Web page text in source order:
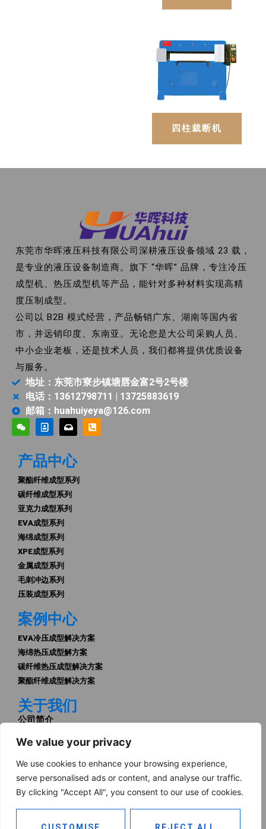
We value your privacy
We use cookies to enhance your browsing experience,
serve personalised ads or content, and analyse our traffic.
By clicking "Accept All", you consent to our use of cookies.
四柱裁断机
东莞市华晖液压科技有限公司深耕液压设备领域 23 载，
是专业的液压设备制造商。旗下 “华晖” 品牌，专注冷压
成型机、热压成型机等产品，能针对多种材料实现高精
度压制成型。
公司以 B2B 模式经营，产品畅销广东、湖南等国内省
市，并远销印度、东南亚。无论您是大公司采购人员、
中小企业老板，还是技术人员，我们都将提供优质设备
与服务。
地址：东莞市寮步镇塘唇金富2号2号楼
电话：13612798711 | 13725883619
邮箱：huahuiyeya@126.com
产品中心
聚酯纤维成型系列
碳纤维成型系列
亚克力成型系列
EVA成型系列
海绵成型系列
XPE成型系列
金属成型系列
毛刺冲边系列
压装成型系列
案例中心
EVA冷压成型解决方案
海绵热压成型解方案
碳纤维热压成型解决方案
聚酯纤维成型解决方案
关于我们
公司简介
企业实力
企业文化
© 2025东莞市华晖科技有限公司 版权所有 粤ICP备
2025419871号-1